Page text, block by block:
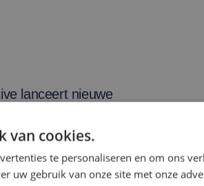
lanceert nieuwe
van cookies.
te personaliseren en om ons
uw gebruik van onze site met onze